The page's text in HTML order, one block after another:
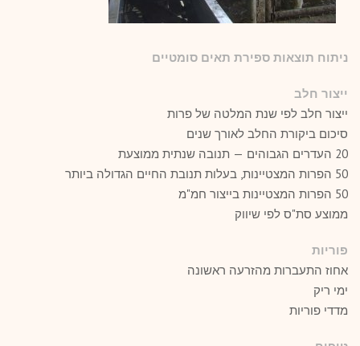
ניתוח תוצאות ספירת תאים סומטיים
ייצור חלב
ייצור חלב לפי שנת המלטה של פרות
סיכום ביקורת החלב לאורך שנים
20 העדרים הגבוהים — תנובה שנתית ממוצעת
50 הפרות המצטיינות, בעלות תנובת החיים הגדולה ביותר
50 הפרות המצטיינות בייצור חמ"מ
ממוצע סת"ס לפי שיווק
פוריות
אחוז התעברות מהזרעה ראשונה
ימי ריק
מדדי פוריות